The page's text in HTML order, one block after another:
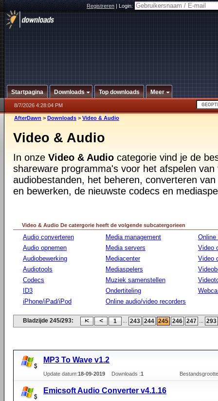
Registreren|Login:
Startpagina Downloads Top downloads Meer
8/7/2026 4:28:04 PM
AfterDawn > Downloads > Video & Audio
Video & Audio
In onze Video & Audio categorie vind je de
shareware programma's voor het afspelen van
audiobestanden, het beheren, converteren
en bewerken, de nieuwste codecs en
Video & Audio De catergorie heeft de volgende subcatergorieen
Audio converteren
Audio opnemen
Audiobewerking
Audiotools
Codecs
ID3
iPhone/iPad/iPod
Media management
Media servers
Mediacenter
Mediaspelers
Muziek samenstellen
Ondertiteling
Online audio/video recorders
Online
Video
Video
Bladzijde 245/293: 1 ... 243 244 245 246 247 ... 293
MP3 To Wave v1.2
Update datum:18-09-2019 Downloads :1
Emicsoft Audio Converter v4.1.16